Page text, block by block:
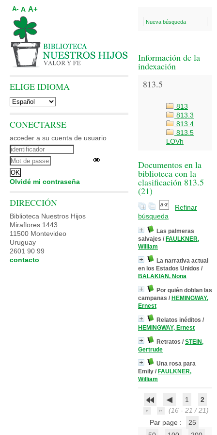
Nueva búsqueda
Información de la
indexación
813.5
813
813.3
813.4
813.5
LOVh
Documentos en la
biblioteca con la
clasificación 813.5
(21)
Refinar
búsqueda
Las palmeras
salvajes / FAULKNER,
William
La narrativa actual
en los Estados Unidos /
BALAKIAN, Nona
Por quién doblan las
campanas / HEMINGWAY,
Ernest
Relatos inéditos /
HEMINGWAY, Ernest
Retratos / STEIN,
Gertrude
Una rosa para
Emily / FAULKNER,
William
1
2
(16 - 21 / 21)
Par page :
25
A- A A+
ELIGE IDIOMA
CONECTARSE
acceder a su cuenta de usuario
Olvidé mi contraseña
DIRECCIÓN
Biblioteca Nuestros Hijos
Miraflores 1443
11500 Montevideo
Uruguay
2601 90 99
contacto